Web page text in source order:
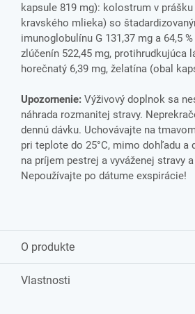
kapsule 819 mg): kolostrum v
kravského mlieka) so
imunoglobulínu G 131,37 mg a 64,5
zlúčenín 522,45 mg, protihrudkujúca
horečnatý 6,39 mg, želatína (obal
Upozornenie: Výživový doplnok sa
náhrada rozmanitej stravy.
dennú dávku. Uchovávajte na
pri teplote do 25°C, mimo dohľadu a
na príjem pestrej a vyváženej stravy
Nepoužívajte po dátume exspirácie!
O produkte
Vlastnosti